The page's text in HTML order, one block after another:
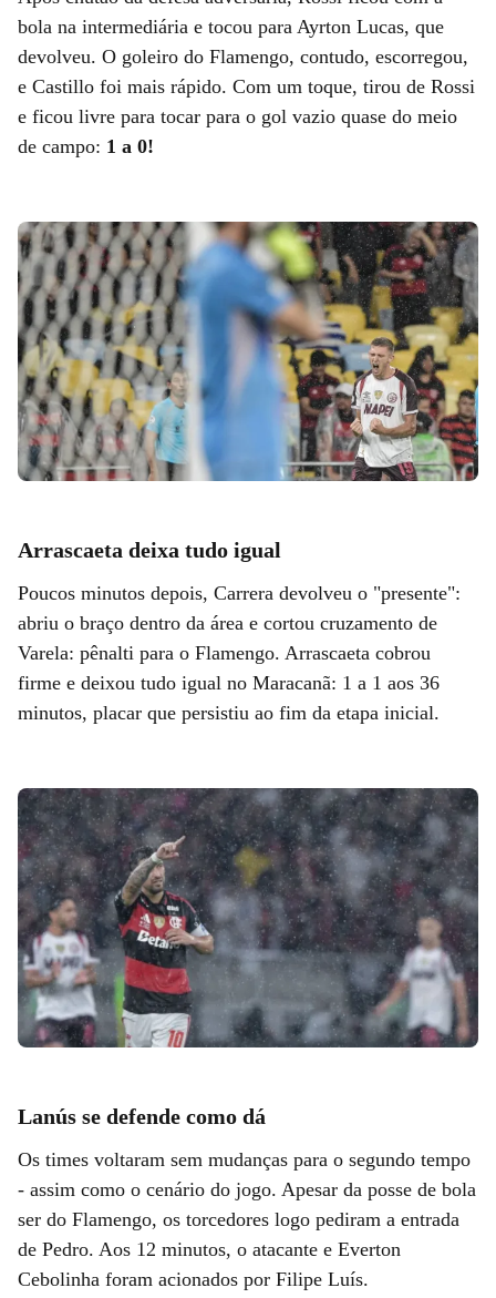
bola na intermediária e tocou para Ayrton Lucas, que
devolveu. O goleiro do Flamengo, contudo, escorregou,
e Castillo foi mais rápido. Com um toque, tirou de Rossi
e ficou livre para tocar para o gol vazio quase do meio
de campo: 1 a 0!
Arrascaeta deixa tudo igual
Poucos minutos depois, Carrera devolveu o "presente":
abriu o braço dentro da área e cortou cruzamento de
Varela: pênalti para o Flamengo. Arrascaeta cobrou
firme e deixou tudo igual no Maracanã: 1 a 1 aos 36
minutos, placar que persistiu ao fim da etapa inicial.
Lanús se defende como dá
Os times voltaram sem mudanças para o segundo tempo
- assim como o cenário do jogo. Apesar da posse de bola
ser do Flamengo, os torcedores logo pediram a entrada
de Pedro. Aos 12 minutos, o atacante e Everton
Cebolinha foram acionados por Filipe Luís.